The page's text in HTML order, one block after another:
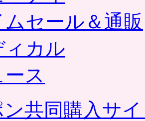
ムセール＆通販
ィカル
ス
ン共同購入サ